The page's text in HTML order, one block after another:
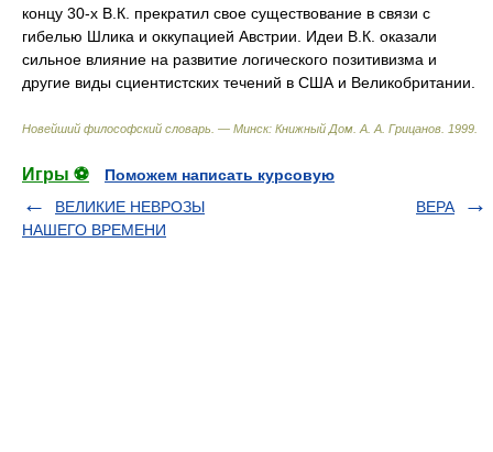
концу 30-х В.К. прекратил свое существование в связи с
гибелью Шлика и оккупацией Австрии. Идеи В.К. оказали
сильное влияние на развитие логического позитивизма и
другие виды сциентистских течений в США и Великобритании.
Новейший философский словарь. — Минск: Книжный Дом А. А. Грицанов 1999
Игры ⚽
Поможем написать курсовую
ВЕЛИКИЕ НЕВРОЗЫ
НАШЕГО ВРЕМЕНИ
ВЕРА